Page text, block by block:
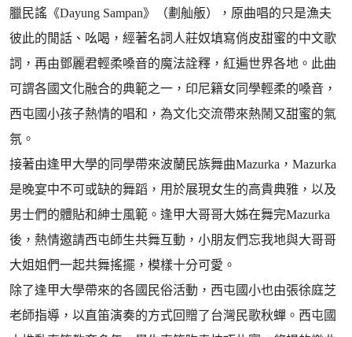
臘民謠《Dayung Sampan》（劃舢舨），原曲唱的只是漁夫
彼此的閒話、吆喝，經著名詞人莊奴填寫俏皮甜蜜的中文歌
詞，再由鄧麗君輕柔嗓音的魔法詮釋，紅遍世界各地。此曲
可謂各國文化融合的典範之一，印尼籍女同學輕柔的嗓音，
西屯國小孩子熱情的唱和，為文化交流帶來熱鬧又甜蜜的氣
氛。
接著由逢甲大學的同學帶來波蘭民族舞曲Mazurka，Mazurka
是晚宴中不可或缺的舞蹈，用於展現女生的高貴典雅，以及
男士們的體貼和紳士風範。逢甲大哥哥大姊在舞完Mazurka
後，熱情邀請西屯師生共舞互動，小朋友們忘我地與大哥哥
大姐姐們一起共舞搖擺，模樣十分可愛。
除了逢甲大學帶來的各國民俗活動，西屯國小也由張徐庭芝
老師指導，以直笛演奏的方式回贈了台灣民歌秋蟬。西屯國